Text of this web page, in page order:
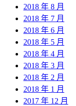
2018 年 8 月
2018 年 7 月
2018 年 6 月
2018 年 5 月
2018 年 4 月
2018 年 3 月
2018 年 2 月
2018 年 1 月
2017 年 12 月